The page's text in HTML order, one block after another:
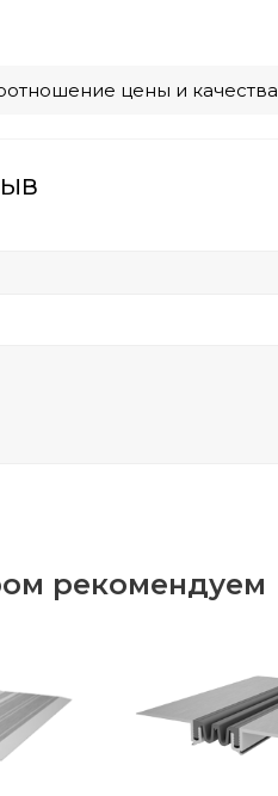
цены и качества
рекомендуем